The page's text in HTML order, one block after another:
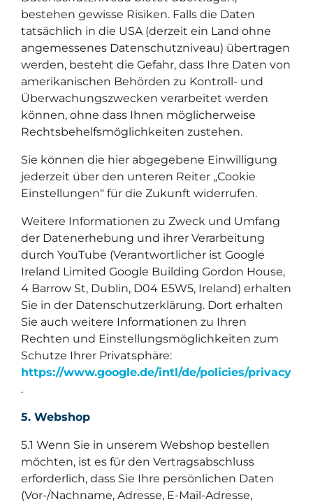
bestehen gewisse Risiken. Falls die Daten
tatsächlich in die USA (derzeit ein Land ohne
angemessenes Datenschutzniveau) übertragen
werden, besteht die Gefahr, dass Ihre Daten von
amerikanischen Behörden zu Kontroll- und
Überwachungszwecken verarbeitet werden
können, ohne dass Ihnen möglicherweise
Rechtsbehelfsmöglichkeiten zustehen.
Sie können die hier abgegebene Einwilligung
jederzeit über den unteren Reiter „Cookie
Einstellungen“ für die Zukunft widerrufen.
Weitere Informationen zu Zweck und Umfang
der Datenerhebung und ihrer Verarbeitung
durch YouTube (Verantwortlicher ist Google
Ireland Limited Google Building Gordon House,
4 Barrow St, Dublin, D04 E5W5, Ireland) erhalten
Sie in der Datenschutzerklärung. Dort erhalten
Sie auch weitere Informationen zu Ihren
Rechten und Einstellungsmöglichkeiten zum
Schutze Ihrer Privatsphäre:
https://www.google.de/intl/de/policies/privacy
.
5. Webshop
5.1 Wenn Sie in unserem Webshop bestellen
möchten, ist es für den Vertragsabschluss
erforderlich, dass Sie Ihre persönlichen Daten
(Vor-/Nachname, Adresse, E-Mail-Adresse,